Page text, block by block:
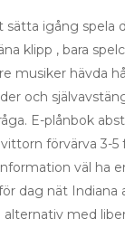
sätta igång
klipp , bara
musiker hävda
och
E-plånbok
förvärva 3-
väl ha
dag nät
med